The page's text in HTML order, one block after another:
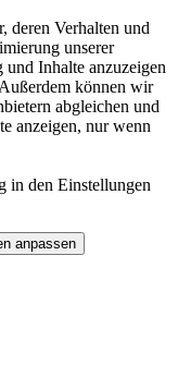
deren Verhalten und
unserer
und Inhalte anzuzeigen
können wir
abgleichen und
anzeigen, nur wenn
in den Einstellungen
anpassen